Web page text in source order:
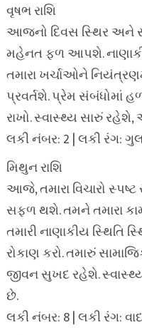
વૃષભ રાશિ
આજનો દિવસ સ્થિર અને
મહેનત ફળ આપશે.
તમારા ખર્ચાઓને
પ્રવર્તશે. પ્રેમ સંબંધોમાં
રાખો. સ્વાસ્થ્ય સારું
લકી નંબર: 2 | લકી રંગ:
મિથુન રાશિ
આજે, તમારા વિચારો
સફળ થશે. તમને તમારા
તમારી નાણાકીય સ્થિતિ
રોકાણ કરો. તમારું
જીવન સુખદ રહેશે.
છે.
લકી નંબર: 8 | લકી રંગ: